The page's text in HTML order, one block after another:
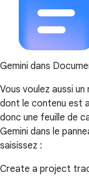
Gemini dans
Vous voulez aussi
dont le contenu est
donc une feuille de
Gemini dans le
saisissez :
Create a project